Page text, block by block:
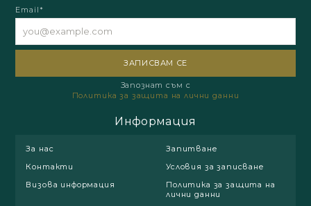
Email*
Запознат съм с
Политика за защита на лични данни
Информация
За нас
Запитване
Контакти
Условия за записване
Визова информация
Политика за защита на
лични данни